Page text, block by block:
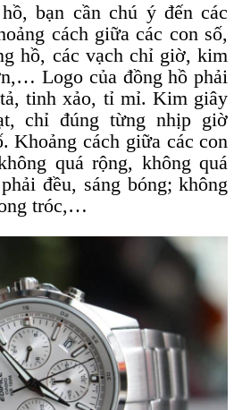
bạn cần chú ý đến các
cách giữa các con số,
hồ, các vạch chỉ giờ, kim
Logo của đồng hồ phải
tinh xảo, tỉ mỉ. Kim giây
chỉ đúng từng nhịp giờ
Khoảng cách giữa các con
quá rộng, không quá
đều, sáng bóng; không
tróc,…